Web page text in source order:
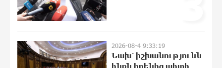
են «Հույս բոլոր մարդկանց»
հիմնադրամի շենքի պատուհաններն
Ալիևն ու Թրամփը հեռախոսազրույց
2026-08-4 9:33:19
Նախ՝ իշխանությունն
ինքն իրենից պիտի